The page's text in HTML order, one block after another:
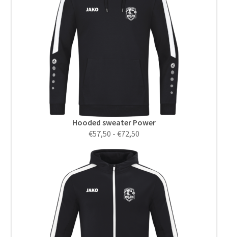
Hooded sweater Power
€57,50 - €72,50
€72,50